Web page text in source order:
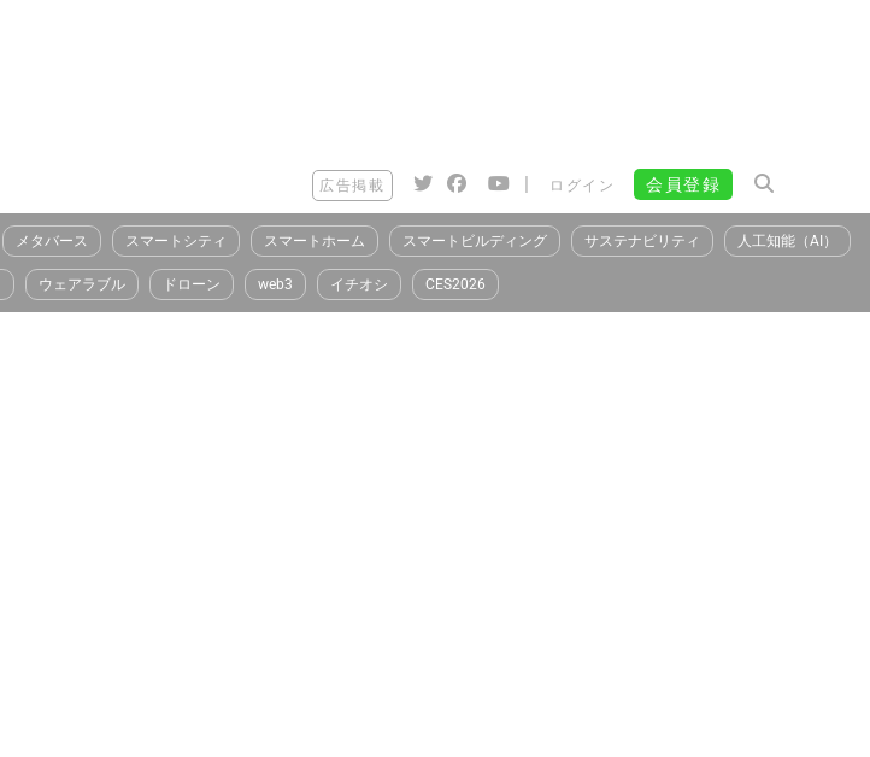
広告掲載 | ログイン 会員登録
メタバース スマートシティ スマートホーム スマートビルディング サステナビリティ 人工知能（AI）
ウェアラブル ドローン web3 イチオシ CES2026